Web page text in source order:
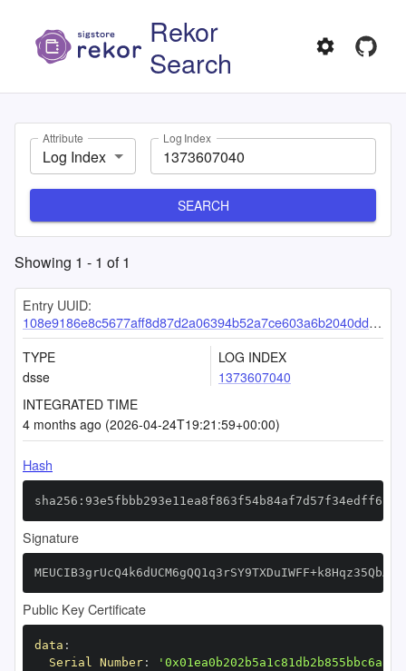
Rekor
Search
Attribute
Log Index
Log Index
SEARCH
Showing 1 - 1 of1
Entry UUID:
108e9186e8c5677aff8d87d2a06394b52a7ce603a6b2040dd5d7c40481025bbfbe8800d5e321117f
TYPE
dsse
LOG INDEX
1373607040
INTEGRATED TIME
4 months ago (2026-04-24T19:21:59+00:00)
Hash
Signature
Public Key Certificate
data :
Serial Number: